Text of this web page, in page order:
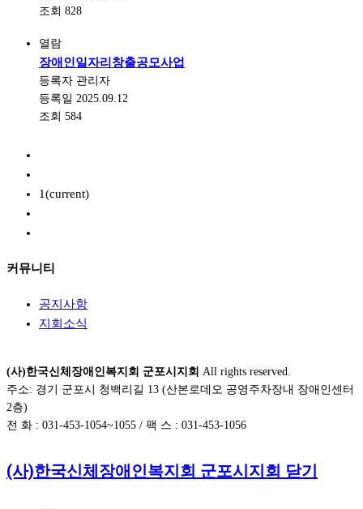
조회 828
열람
장애인일자리창출공모사업
등록자 관리자
등록일 2025.09.12
조회 584
1(current)
커뮤니티
공지사항
지회소식
(사)한국신체장애인복지회 군포시지회 All rights reserved.
주소: 경기 군포시 청백리길 13 (산본로데오 공영주차장내 장애인센터
2층)
전 화 : 031-453-1054~1055 / 팩 스 : 031-453-1056
(사)한국신체장애인복지회 군포시지회 닫기